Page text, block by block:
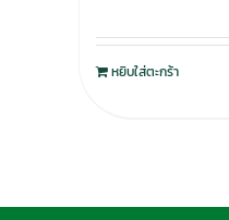
หยิบใส่ตะกร้า